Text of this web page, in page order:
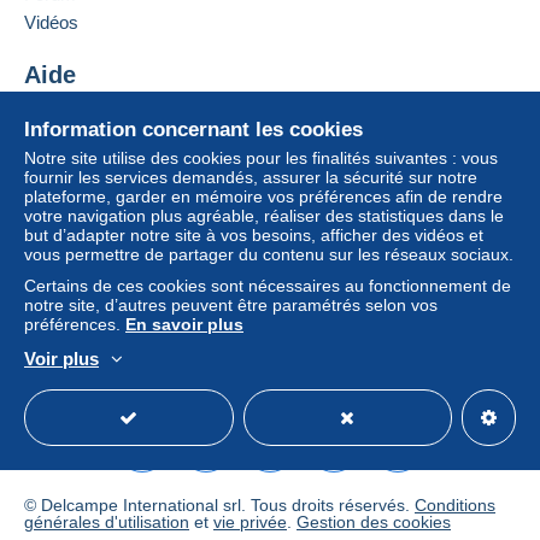
1,80 €
À partir de 20,01 €
0,00 €
Lettre suivie (format normal/petite lettre)
Paiement par :
2,50 €
À partir de 50,01 €
0,00 €
Lettre recommandée (format normal/petite
Pour avoir accès aux informations
de livraison, vous devez être
membre et ouvrir une session.
Se
connect
er
S'inscri
Ajouter ce vendeur aux favoris
Information concernant les cookies
Notre site utilise des cookies pour les finalités suivantes : vous
fournir les services demandés, assurer la sécurité sur notre
plateforme, garder en mémoire vos préférences afin de rendre
votre navigation plus agréable, réaliser des statistiques dans le
but d’adapter notre site à vos besoins, afficher des vidéos et
vous permettre de partager du contenu sur les réseaux sociaux.
Certains de ces cookies sont nécessaires au fonctionnement de
notre site, d’autres peuvent être paramétrés selon vos
préférences. En savoir plus
Voir plus
Vidéos
Aide
Acheter sur Delcampe
Vendre sur Delcampe
Un site sécurisé
© Delcampe International srl. Tous droits réservés. Conditions
générales d'utilisation et vie privée Gestion des cookies